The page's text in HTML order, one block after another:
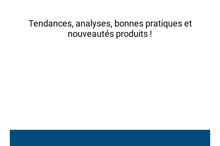
Tendances, analyses, bonnes pratiques et
nouveautés produits !